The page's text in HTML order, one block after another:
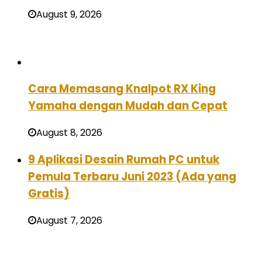
August 9, 2026
Cara Memasang Knalpot RX King
Yamaha dengan Mudah dan Cepat
August 8, 2026
9 Aplikasi Desain Rumah PC untuk
Pemula Terbaru Juni 2023 (Ada yang
Gratis)
August 7, 2026